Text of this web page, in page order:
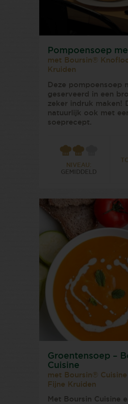
Pompoensoep
met Boursin®
Kruiden
Deze pompoensoep
geserveerd in een
zeker indruk maken!
natuurlijk ook met
soeprecept.
NIVEAU:
GEMIDDELD
Groentensoep –
Cuisine
met Boursin®
Fijne Kruiden
Met Boursin Cuisine